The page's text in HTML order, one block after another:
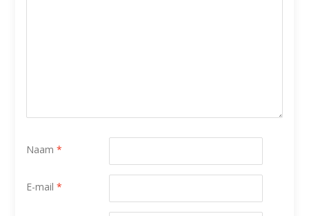
Naam *
E-mail *